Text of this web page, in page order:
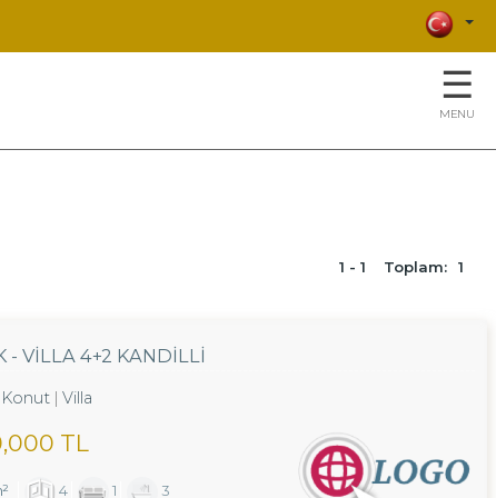
☰
MENU
1 - 1 Toplam: 1
- VILLA 4+2 KANDILLI
Konut Villa
TL
4 1 3